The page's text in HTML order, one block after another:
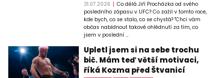
31.07.2026
Co dělá Jiří Procházka od svého
posledního zápasu v UFC? Co zažil v tomto roce,
kde bych, co se stalo, co se chystá? "Chci vám
občas nabídnout takové ohlédnutí za tím, co
jsem v poslední ...
Upletl jsem si na sebe trochu
bič. Mám teď větší motivaci,
říká Kozma před Štvanicí